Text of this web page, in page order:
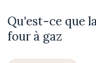
Qu'est-ce que
four à gaz